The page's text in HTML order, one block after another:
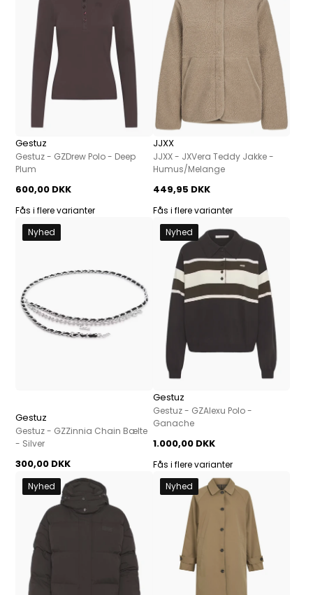
Gestuz
Gestuz - GZDrew Polo - Deep
Plum
600,00 DKK
Fås i flere varianter
JJXX
JJXX - JXVera Teddy Jakke -
Humus/Melange
449,95 DKK
Fås i flere varianter
Nyhed
Gestuz
Gestuz - GZZinnia Chain Bælte
- Silver
300,00 DKK
Nyhed
Gestuz
Gestuz - GZAlexu Polo -
Ganache
1.000,00 DKK
Fås i flere varianter
Nyhed
Nyhed